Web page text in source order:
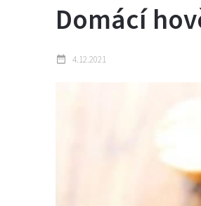
Domácí
4.12.2021